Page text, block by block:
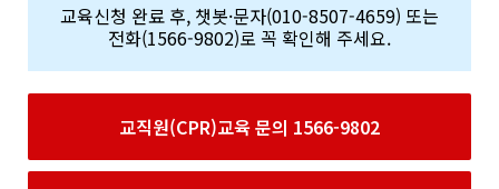
교육신청 완료 후, 챗봇·문자(010-8507-4659) 또는
전화(1566-9802)로 꼭 확인해 주세요.
교직원(CPR)교육 문의 1566-9802